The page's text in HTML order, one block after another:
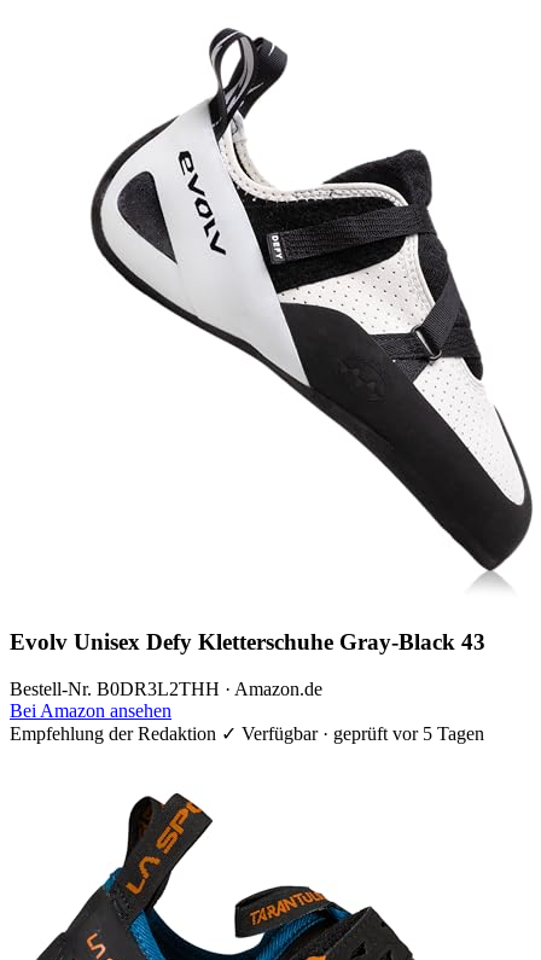
Evolv Unisex Defy Kletterschuhe Gray-Black 43
Bestell-Nr. B0DR3L2THH · Amazon.de
Bei Amazon ansehen
Empfehlung der Redaktion ✓ Verfügbar · geprüft vor 5 Tagen